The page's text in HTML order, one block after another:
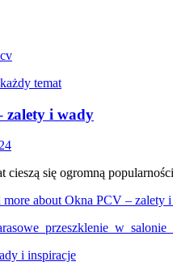
temat
zalety i wady
cieszą się ogromną
more about Okna PCV – zalety
i inspiracje